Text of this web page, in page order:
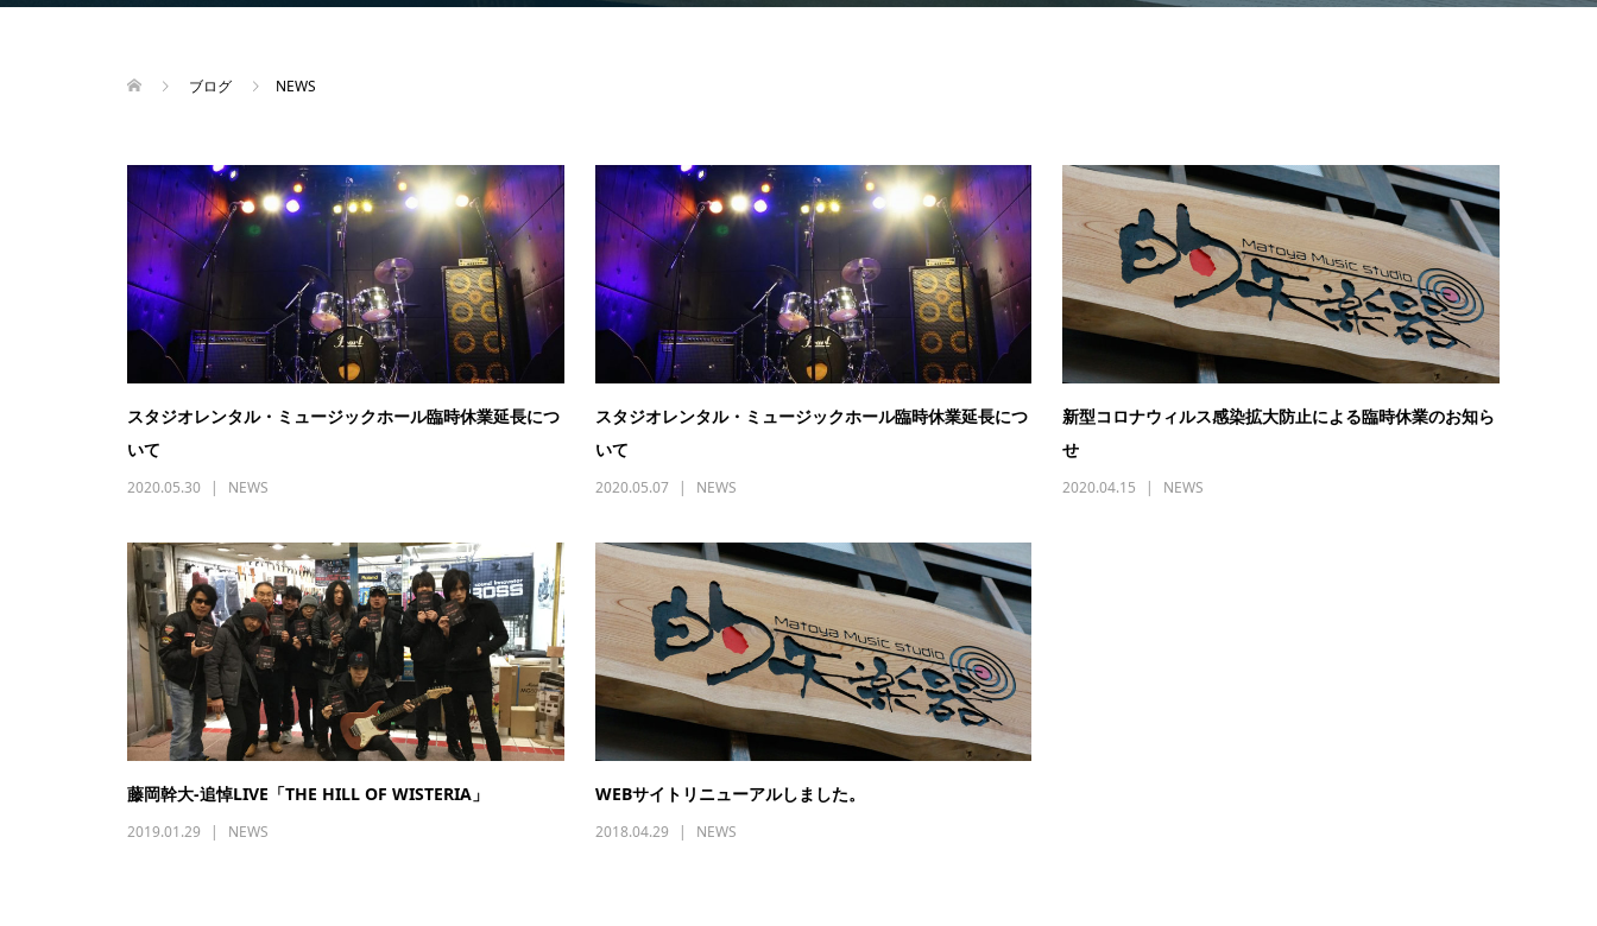
ブログ NEWS
スタジオレンタル・ミュージックホール臨時休業延長につ
いて
2020.05.30 NEWS
スタジオレンタル・ミュージックホール臨時休業延長につ
いて
2020.05.07 NEWS
新型コロナウィルス感染拡大防止による臨時休業のお知ら
せ
2020.04.15 NEWS
藤岡幹大-追悼LIVE「THE HILL OF WISTERIA」
2019.01.29 NEWS
WEBサイトリニューアルしました。
2018.04.29 NEWS